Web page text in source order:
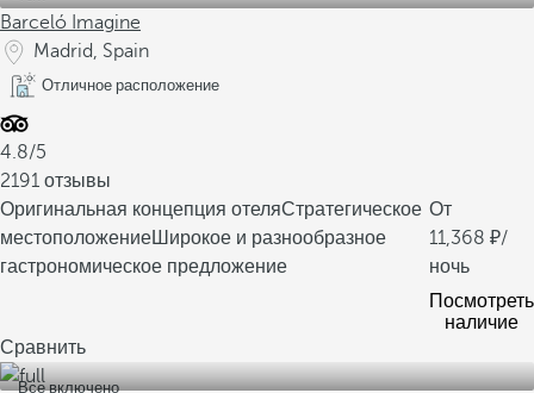
Barceló Imagine
Madrid, Spain
Отличное расположение
4.8/5
2191 отзывы
Оригинальная концепция отеляСтратегическое
местоположениеШирокое и разнообразное
гастрономическое предложение
От
11,368
/
ночь
Посмотреть
наличие
Сравнить
Все включено